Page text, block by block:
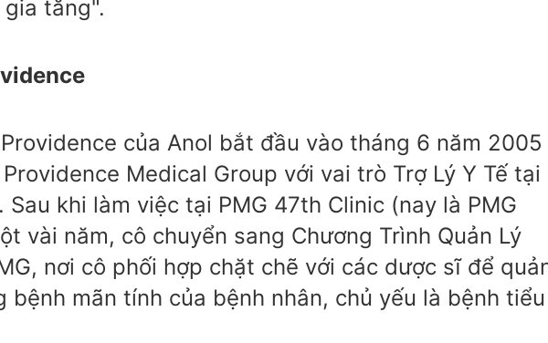
tăng".
của Anol bắt đầu vào tháng 6 năm 2005
Medical Group với vai trò Trợ Lý Y Tế tại
Sau khi làm việc tại PMG 47th Clinic (nay là PMG
vài năm, cô chuyển sang Chương Trình Quản Lý
nơi cô phối hợp chặt chẽ với các dược sĩ để
bệnh mãn tính của bệnh nhân, chủ yếu là bệnh tiểu